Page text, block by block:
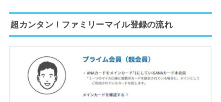
超カンタン！ファミリーマイル登録の流れ